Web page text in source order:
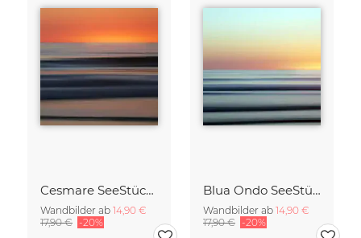
Cesmare SeeStück No.09
Wandbilder ab 14,90 €
17,90 € -20%
Blua Ondo SeeStück No.14
Wandbilder ab 14,90 €
17,90 € -20%